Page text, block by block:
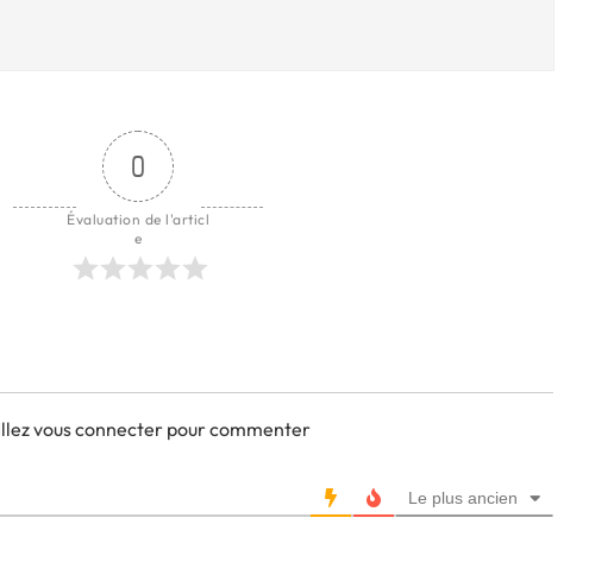
0
Évaluation de l'articl
e
vous connecter pour commenter
Le plus ancien